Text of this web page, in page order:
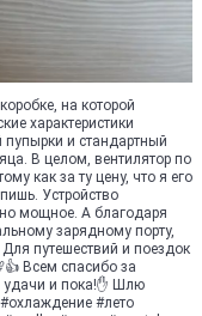
на которой
характеристики
и стандартный
В целом, вентилятор по
как за ту цену, что я его
Устройство
мощное. А благодаря
зарядному порту,
путешествий и поездок
Всем спасибо за
и пока!✋ Шлю
#лето